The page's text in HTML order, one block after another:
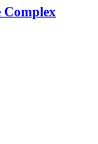
Complex